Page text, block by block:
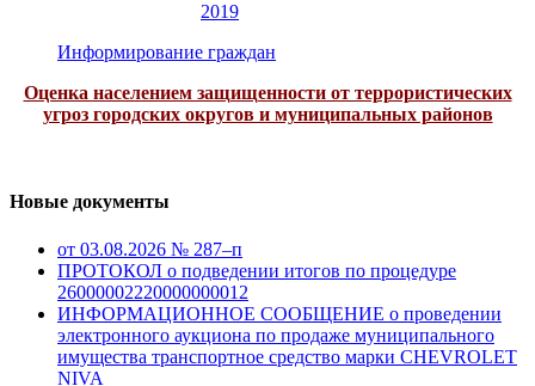
2019
Информирование граждан
Оценка населением защищенности от террористических
угроз городских округов и муниципальных районов
Новые документы
от 03.08.2026 № 287–п
ПРОТОКОЛ о подведении итогов по процедуре
26000002220000000012
ИНФОРМАЦИОННОЕ СООБЩЕНИЕ о проведении
электронного аукциона по продаже муниципального
имущества транспортное средство марки CHEVROLET
NIVA